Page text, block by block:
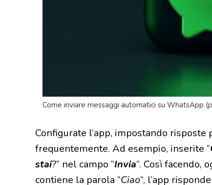
Come inviare messaggi automatici su WhatsApp
Configurate l’app, impostando risposte
frequentemente. Ad esempio, inserite “
stai?” nel campo “Invia“. Così facendo,
contiene la parola “Ciao“, l’app